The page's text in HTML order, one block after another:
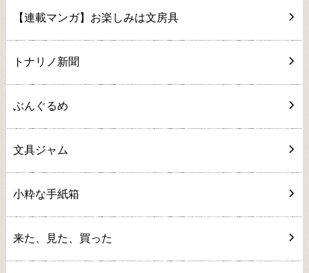
【連載マンガ】お楽しみは文房具
トナリノ新聞
ぶんぐるめ
文具ジャム
小粋な手紙箱
来た、見た、買った